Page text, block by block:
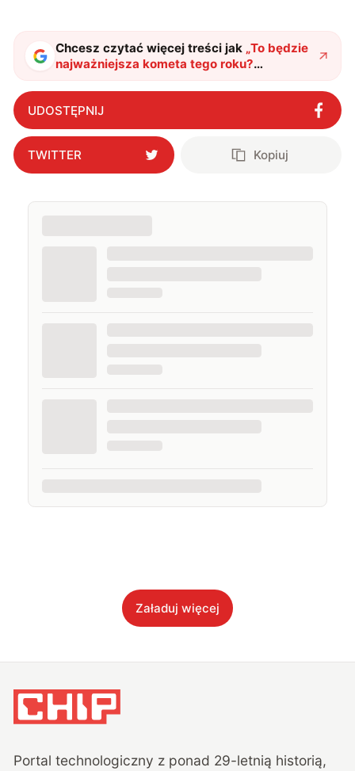
także uprawiać oraz oglądać sport.
Chcesz czytać więcej treści jak „To będzie
najważniejsza kometa tego roku?
Astronomowie zachwyceni C/2026 A1
MAPS"?
UDOSTĘPNIJ
TWITTER Kopiuj
Załaduj więcej
Portal technologiczny z ponad 29-letnią historią,